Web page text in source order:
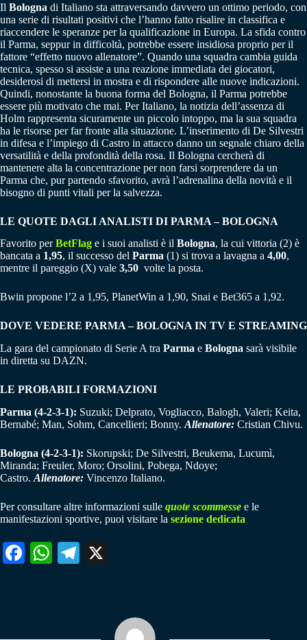
Il Bologna di Italiano sta attraversando davvero un ottimo periodo, con
una serie di risultati positivi che l’hanno fatto risalire in classifica e
riaccendere le speranze per la qualificazione in Europa. La sfida contro
il Parma, seppur in difficoltà, potrebbe essere insidiosa proprio per il
fattore “effetto nuovo allenatore”. Quando una squadra cambia guida
tecnica, spesso si assiste a una reazione immediata dei giocatori,
desiderosi di mettersi in mostra e di rispondere alle nuove indicazioni.
Quindi, nonostante la buona forma del Bologna, il Parma potrebbe
essere più motivato che mai. Per Italiano, la notizia dell’assenza di
Holm rappresenta sicuramente un piccolo intoppo, ma la sua squadra
ha le risorse per far fronte alla situazione. L’inserimento di De Silvestri
in difesa e l’impiego di Castro in attacco danno un segnale chiaro della
versatilità e della profondità della rosa. Il Bologna cercherà di
mantenere alta la concentrazione per non farsi sorprendere da un
Parma che, pur partendo sfavorito, avrà l’adrenalina della novità e il
bisogno di punti vitali per la salvezza.
LE QUOTE DAGLI ANALISTI DI PARMA – BOLOGNA
Favorito perBetFlag e i suoi analisti è il Bologna, la cui vittoria (2) è
bancata a 1,95, il successo del Parma (1) si trova a lavagna a 4,00,
mentre il pareggio (X) vale 3,50 volte la posta.
Bwin propone l’2 a 1,95, PlanetWin a 1,90, Snai e Bet365 a 1,92.
DOVE VEDERE PARMA – BOLOGNA IN TV E STREAMING
La gara del campionato di Serie A tra Parma e Bologna sarà visibile
in diretta su DAZN.
LE PROBABILI FORMAZIONI
Parma (4-2-3-1): Suzuki; Delprato, Vogliacco, Balogh, Valeri; Keita,
Bernabé; Man, Sohm, Cancellieri; Bonny. Allenatore: Cristian Chivu.
Bologna (4-2-3-1): Skorupski; De Silvestri, Beukema, Lucumì,
Miranda; Freuler, Moro; Orsolini, Pobega, Ndoye;
Castro. Allenatore: Vincenzo Italiano.
Per consultare altre informazioni sulle quote scommesse e le
manifestazioni sportive, puoi visitare la sezione dedicata
Fa W
Te